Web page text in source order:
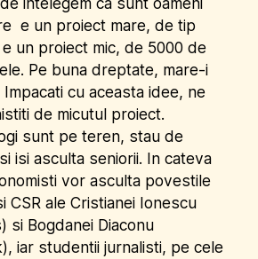
e un proiect mare, de tip
e un proiect mic, de 5000 de
Pe buna dreptate, mare-i
Impacati cu aceasta idee, ne
de micutul proiect.
sunt pe teren, stau de
isi asculta seniorii. In cateva
vor asculta povestile
CSR ale Cristianei Ionescu
si Bogdanei Diaconu
iar studentii jurnalisti, pe cele